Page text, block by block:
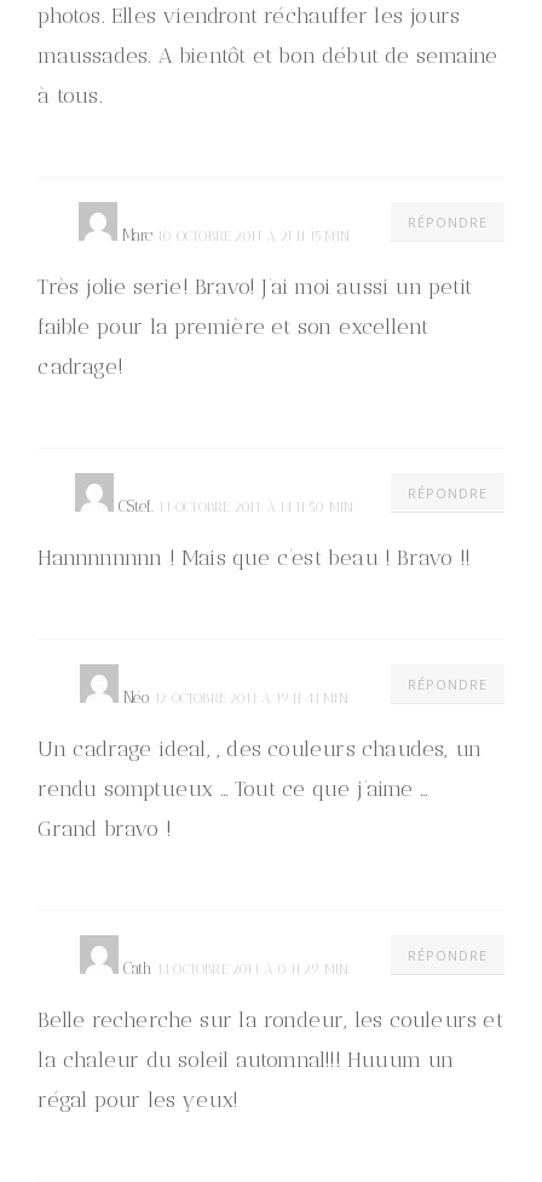
photos. Elles viendront réchauffer les jours
maussades. A bientôt et bon début de semaine
à tous.
RÉPONDRE
Marc 10 OCTOBRE 2011 À 21 H 15 MIN
Très jolie serie! Bravo! J’ai moi aussi un petit
faible pour la première et son excellent
cadrage!
RÉPONDRE
CStef. 11 OCTOBRE 2011 À 14 H 50 MIN
Hannnnnnnn ! Mais que c’est beau ! Bravo !!
RÉPONDRE
Néo 12 OCTOBRE 2011 À 19 H 44 MIN
Un cadrage ideal, , des couleurs chaudes, un
rendu somptueux … Tout ce que j’aime …
Grand bravo !
RÉPONDRE
Cath 14 OCTOBRE 2011 À 0 H 29 MIN
Belle recherche sur la rondeur, les couleurs et
la chaleur du soleil automnal!!! Huuum un
régal pour les yeux!